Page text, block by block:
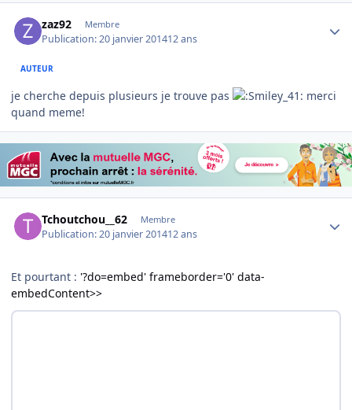
zaz92 Membre
Publication:20 janvier 201412 ans
AUTEUR
je cherche depuis plusieurs je trouve pas
merci
quand meme!
Tchoutchou__62 Membre
Publication:20 janvier 201412 ans
Et pourtant : '?do=embed' frameborder='0' data-
embedContent>>